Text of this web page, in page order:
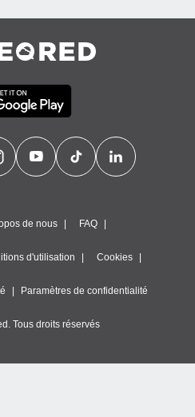
de nous FAQ
d'utilisation Cookies
Paramètres de confidentialité
Tous droits réservés